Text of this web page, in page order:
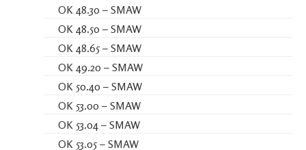
OK 48.30 – SMAW
OK 48.50 – SMAW
OK 48.65 – SMAW
OK 49.20 – SMAW
OK 50.40 – SMAW
OK 53.00 – SMAW
OK 53.04 – SMAW
OK 53.05 – SMAW